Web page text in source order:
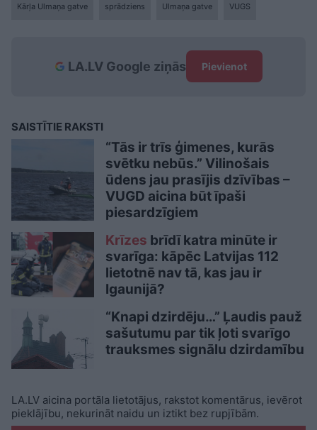
Kārļa Ulmaņa gatve sprādziens Ulmaņa gatve VUGS
LA.LV Google ziņās Pievienot
SAISTĪTIE RAKSTI
“Tās ir trīs ģimenes, kurās
svētku nebūs.” Vilinošais
ūdens jau prasījis dzīvības –
VUGD aicina būt īpaši
piesardzīgiem
Krīzes brīdī katra minūte ir
svarīga: kāpēc Latvijas 112
lietotnē nav tā, kas jau ir
Igaunijā?
“Knapi dzirdēju…” Ļaudis pauž
sašutumu par tik ļoti svarīgo
trauksmes signālu dzirdamību
LA.LV aicina portāla lietotājus, rakstot komentārus, ievērot
pieklājību, nekurināt naidu un iztikt bez rupjībām.